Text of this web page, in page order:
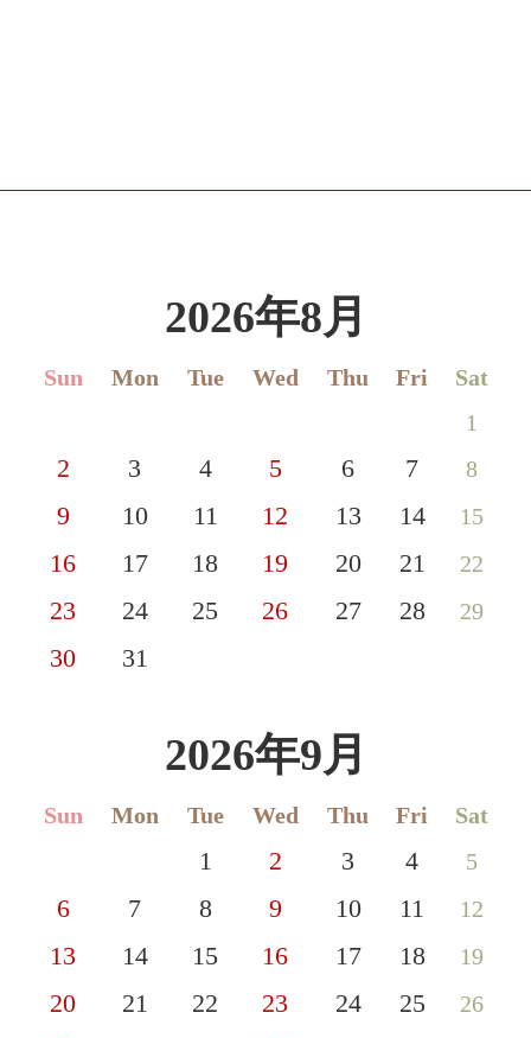
2026年8月
Sun Mon Tue Wed Thu Fri
Sat
1
2 3 4 5 6 7 8
9 10 11 12 13 14 15
16 17 18 19 20 21 22
23 24 25 26 27 28 29
30 31
2026年9月
Sun Mon Tue Wed Thu Fri Sat
1 2 3 4 5
6 7 8 9 10 11 12
13 14 15 16 17 18 19
20 21 22 23 24 25 26